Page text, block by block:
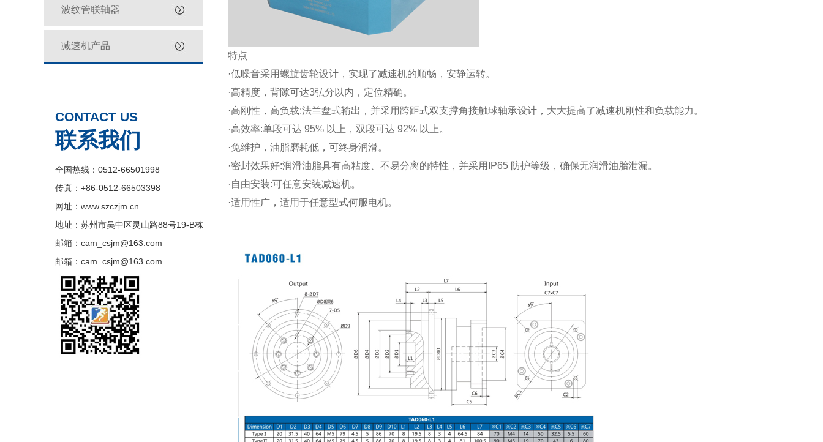
波纹管联轴器
减速机产品
CONTACT US
联系我们
全国热线：0512-66501998
传真：+86-0512-66503398
网址：www.szczjm.cn
地址：苏州市吴中区灵山路88号19-B栋
邮箱：cam_csjm@163.com
邮箱：cam_csjm@163.com
特点
·低噪音采用螺旋齿轮设计，实现了减速机的顺畅，安静运转。
·高精度，背隙可达3弘分以内，定位精确。
·高刚性，高负载:法兰盘式输出，并采用跨距式双支撑角接触球轴承设计，大大提高了减速机刚性和负载能力。
·高效率:单段可达 95% 以上，双段可达 92% 以上。
·免维护，油脂磨耗低，可终身润滑。
·密封效果好:润滑油脂具有高粘度、不易分离的特性，并采用IP65 防护等级，确保无润滑油胎泄漏。
·自由安装:可任意安装减速机。
·适用性广，适用于任意型式何服电机。